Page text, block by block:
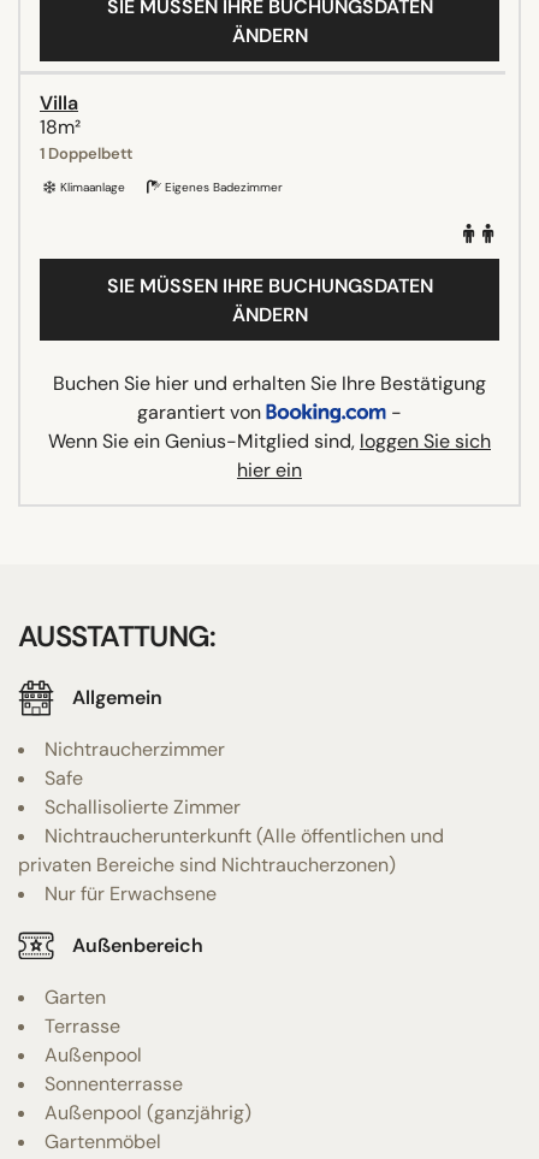
SIE MÜSSEN IHRE BUCHUNGSDATEN
ÄNDERN
Villa
18m²
1 Doppelbett
Klimaanlage Eigenes Badezimmer
SIE MÜSSEN IHRE BUCHUNGSDATEN
ÄNDERN
Buchen Sie hier und erhalten Sie Ihre Bestätigung
garantiert von
-
Wenn Sie ein Genius-Mitglied sind, loggen Sie sich
hier ein
AUSSTATTUNG:
Allgemein
Nichtraucherzimmer
Safe
Schallisolierte Zimmer
Nichtraucherunterkunft (Alle öffentlichen und
privaten Bereiche sind Nichtraucherzonen)
Nur für Erwachsene
Außenbereich
Garten
Terrasse
Außenpool
Sonnenterrasse
Außenpool (ganzjährig)
Gartenmöbel